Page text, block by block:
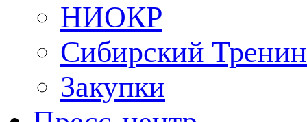
НИОКР
Сибирский
Закупки